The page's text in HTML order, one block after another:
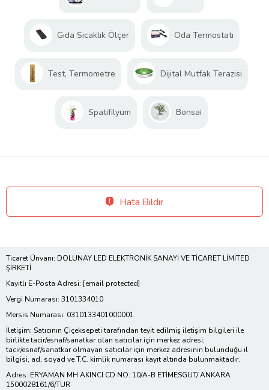
Gıda Sıcaklık Ölçer Oda Termostatı
Test, Termometre Dijital Mutfak Terazisi
Spatifilyum Bonsai
Hata Bildir
Ticaret Ünvanı: DOLUNAY LED ELEKTRONİK SANAYİ VE TİCARET LİMİTED
ŞİRKETİ
Kayıtlı E-Posta Adresi: [email protected]
Vergi Numarası: 3101334010
Mersis Numarası: 0310133401000001
İletişim: Satıcının Çiçeksepeti tarafından teyit edilmiş iletişim bilgileri ile
birlikte tacir/esnaf/sanatkar olan satıcılar için merkez adresi;
tacir/esnaf/sanatkar olmayan satıcılar için merkez adresinin bulunduğu il
bilgisi, ad, soyad ve T.C. kimlik numarası kayıt altında bulunmaktadır.
Adres: ERYAMAN MH AKINCI CD NO: 10/A-B ETİMESGUT/ ANKARA
1500028161/6/TUR